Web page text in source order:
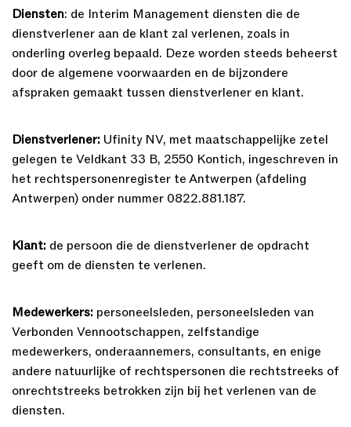
Diensten: de Interim Management diensten die de
dienstverlener aan de klant zal verlenen, zoals in
onderling overleg bepaald. Deze worden steeds beheerst
door de algemene voorwaarden en de bijzondere
afspraken gemaakt tussen dienstverlener en klant.
Dienstverlener: Ufinity NV, met maatschappelijke zetel
gelegen te Veldkant 33 B, 2550 Kontich, ingeschreven in
het rechtspersonenregister te Antwerpen (afdeling
Antwerpen) onder nummer 0822.881.187.
Klant: de persoon die de dienstverlener de opdracht
geeft om de diensten te verlenen.
Medewerkers: personeelsleden, personeelsleden van
Verbonden Vennootschappen, zelfstandige
medewerkers, onderaannemers, consultants, en enige
andere natuurlijke of rechtspersonen die rechtstreeks of
onrechtstreeks betrokken zijn bij het verlenen van de
diensten.